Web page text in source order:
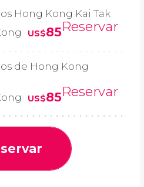
Hong Kong Kai Tak
US$85Reservar
de Hong Kong
US$85Reservar